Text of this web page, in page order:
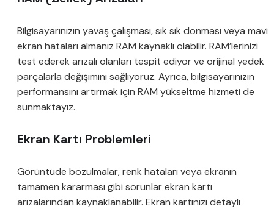
Bilgisayarınızın yavaş çalışması, sık sık donması veya mavi
ekran hataları almanız RAM kaynaklı olabilir. RAM’lerinizi
test ederek arızalı olanları tespit ediyor ve orijinal yedek
parçalarla değişimini sağlıyoruz. Ayrıca, bilgisayarınızın
performansını artırmak için RAM yükseltme hizmeti de
sunmaktayız.
Ekran Kartı Problemleri
Görüntüde bozulmalar, renk hataları veya ekranın
tamamen kararması gibi sorunlar ekran kartı
arızalarından kaynaklanabilir. Ekran kartınızı detaylı